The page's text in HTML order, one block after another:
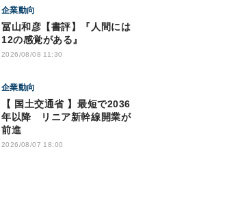
企業動向
冨山和彦【書評】『人間には
12の感覚がある』
2026/08/08 11:30
企業動向
【 国土交通省 】最短で2036
年以降 リニア新幹線開業が
前進
2026/08/07 18:00